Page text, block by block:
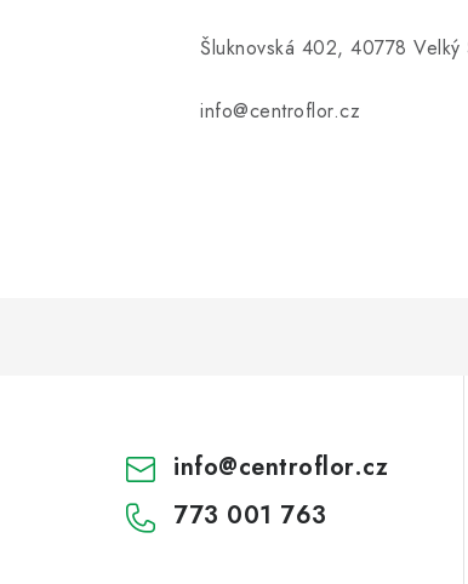
Šluknovská 402, 40778 Velký
info@centroflor.cz
info@centroflor.cz
773 001 763